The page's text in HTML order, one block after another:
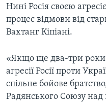
Нині Росія своєю
процес відмови від
Вахтанг Кіпіані.
«Якщо ще два-три роки
агресії Росії проти
спільне бойове
Радянського Союзу